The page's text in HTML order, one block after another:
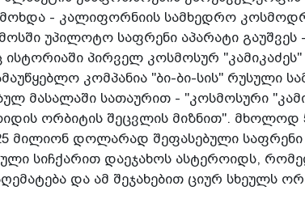
მოხდა - კალიფორნიის სამხედრო
უპილოტო საფრენი აპარატი გაუშვეს -
პირველ კოსმოსურ "კამიკაძეს"
კომპანია "ბი-ბი-სის" რუსული
მასალაში სათაურით - "კოსმოსური
ორბიტის შეცვლის მიზნით". მხოლოდ
მილიონ დოლარად შეფასებული საფრენი
სიჩქარით დაეჯახოს ასტეროიდს,
და ამ შეჯახებით ციურ სხეულს